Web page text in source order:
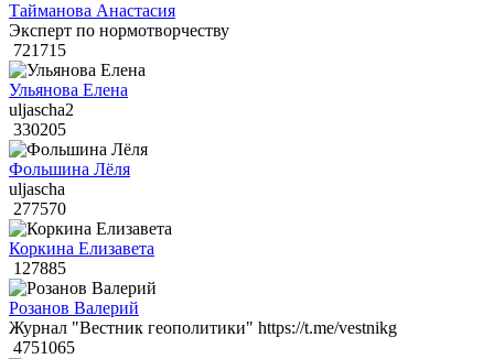
Тайманова Анастасия
Эксперт по нормотворчеству
721715
Ульянова Елена
uljascha2
330205
Фольшина Лёля
uljascha
277570
Коркина Елизавета
127885
Розанов Валерий
Журнал "Вестник геополитики" https://t.me/vestnikg
4751065